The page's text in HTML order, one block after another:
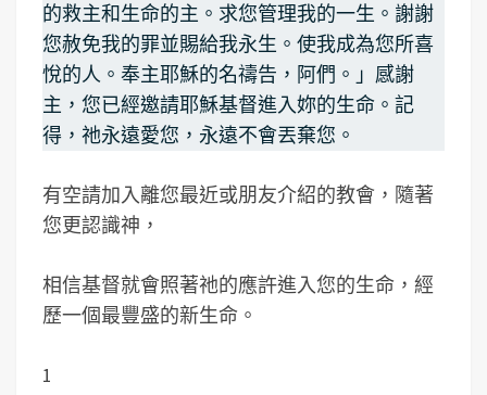
的救主和生命的主。求您管理我的一生。謝謝
您赦免我的罪並賜給我永生。使我成為您所喜
悅的人。奉主耶穌的名禱告，阿們。」感謝
主，您已經邀請耶穌基督進入妳的生命。記
得，祂永遠愛您，永遠不會丟棄您。
有空請加入離您最近或朋友介紹的教會，隨著
您更認識神，
相信基督就會照著祂的應許進入您的生命，經
歷一個最豐盛的新生命。
1